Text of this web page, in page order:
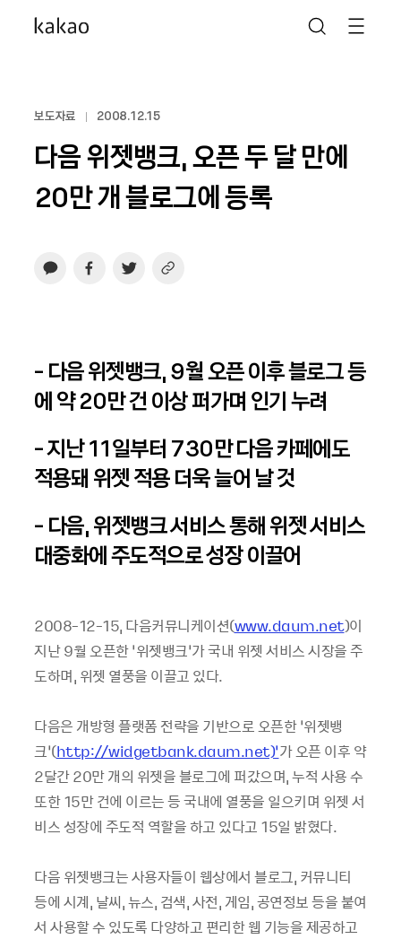
보도자료 2008.12.15
다음 위젯뱅크, 오픈 두 달 만에
20만 개 블로그에 등록
- 다음 위젯뱅크, 9월 오픈 이후 블로그 등
에 약 20만 건 이상 퍼가며 인기 누려
- 지난 11일부터 730만 다음 카페에도
적용돼 위젯 적용 더욱 늘어 날 것
- 다음, 위젯뱅크 서비스 통해 위젯 서비스
대중화에 주도적으로 성장 이끌어
2008-12-15, 다음커뮤니케이션(www.daum.net)이
지난 9월 오픈한 ‘위젯뱅크’가 국내 위젯 서비스 시장을 주
도하며, 위젯 열풍을 이끌고 있다.
다음은 개방형 플랫폼 전략을 기반으로 오픈한 ‘위젯뱅
크’(http://widgetbank.daum.net)’가 오픈 이후 약
2달간 20만 개의 위젯을 블로그에 퍼갔으며, 누적 사용 수
또한 15만 건에 이르는 등 국내에 열풍을 일으키며 위젯 서
비스 성장에 주도적 역할을 하고 있다고 15일 밝혔다.
다음 위젯뱅크는 사용자들이 웹상에서 블로그, 커뮤니티
등에 시계, 날씨, 뉴스, 검색, 사전, 게임, 공연정보 등을 붙여
서 사용할 수 있도록 다양하고 편리한 웹 기능을 제공하고